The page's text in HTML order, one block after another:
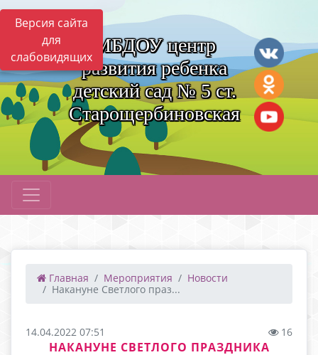
Версия сайта
для
слабовидящих
МБДОУ центр
развития ребенка
детский сад № 5 ст.
Старощербиновская
Главная Мероприятия
Новости
Накануне Светлого праз...
14.04.2022 07:51 16
НАКАНУНЕ СВЕТЛОГО ПРАЗДНИКА